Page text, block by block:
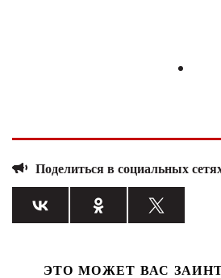
Поделиться в социальных
ЭТО МОЖЕТ ВАС